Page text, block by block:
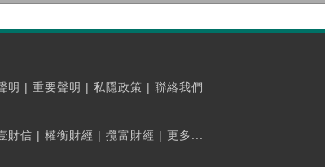
明 | 重要聲明 | 私隱政策 | 聯絡我們
財信 | 權衡財經 | 攬富財經 | 更多...